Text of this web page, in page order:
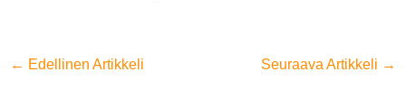
← Edellinen Artikkeli Seuraava Artikkeli →